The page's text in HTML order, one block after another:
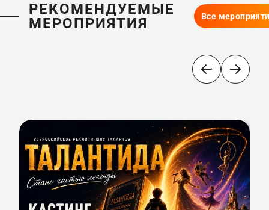
РЕКОМЕНДУЕМЫЕ
МЕРОПРИЯТИЯ
Все